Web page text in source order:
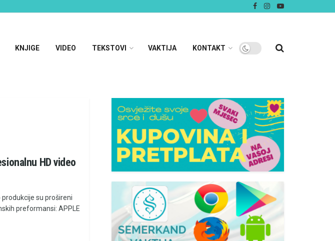
KNJIGE VIDEO TEKSTOVI VAKTIJA KONTAKT
HD video
su prošireni
preformansi: APPLE